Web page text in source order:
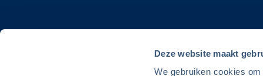
Deze website maakt
We gebruiken cookies